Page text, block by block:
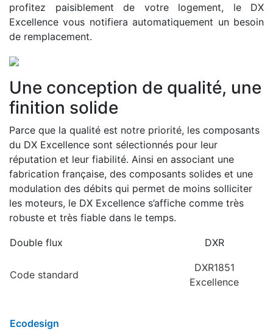
profitez paisiblement de votre logement, le DX
Excellence vous notifiera automatiquement un besoin
de remplacement.
Une conception de qualité, une
finition solide
Parce que la qualité est notre priorité, les composants
du DX Excellence sont sélectionnés pour leur
réputation et leur fiabilité. Ainsi en associant une
fabrication française, des composants solides et une
modulation des débits qui permet de moins solliciter
les moteurs, le DX Excellence s’affiche comme très
robuste et très fiable dans le temps.
Double flux DXR
Code standard
DXR1851
Excellence
Ecodesign